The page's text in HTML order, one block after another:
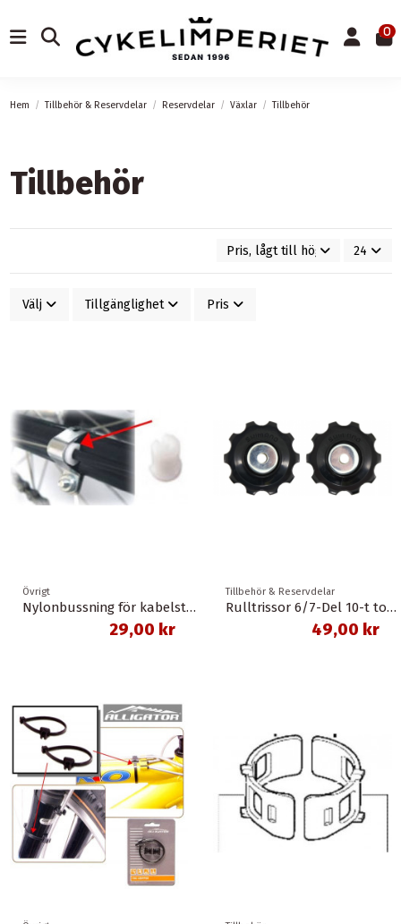
0
Hem Tillbehör & Reservdelar Reservdelar Växlar Tillbehör
Tillbehör
Pris, lågt till högt 24
Välj Tillgänglighet Pris
Övrigt
Nylonbussning för kabelstopp
29,00 kr
Tillbehör & Reservdelar
Rulltrissor 6/7-Del 10-t tourney/acera/altus shimano
49,00 kr